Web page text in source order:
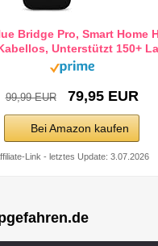
Bridge Pro, Smart Home
Unterstützt 150+
99,99 EUR 79,95 EUR
Bei Amazon kaufen
Link - letztes Update: 3.07.2026